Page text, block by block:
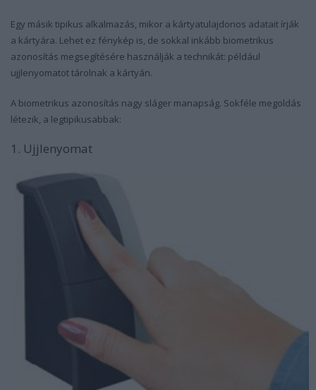
Egy másik tipikus alkalmazás, mikor a kártyatulajdonos adatait írják
a kártyára. Lehet ez fénykép is, de sokkal inkább biometrikus
azonosítás megsegítésére használják a technikát: például
ujjlenyomatot tárolnak a kártyán.
A biometrikus azonosítás nagy sláger manapság. Sokféle megoldás
létezik, a legtipikusabbak:
1. Ujjlenyomat